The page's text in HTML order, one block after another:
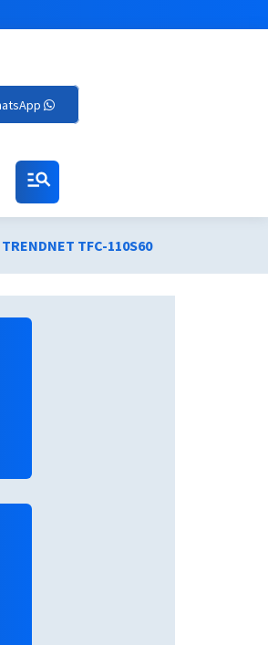
manage_search
TFC-110S60